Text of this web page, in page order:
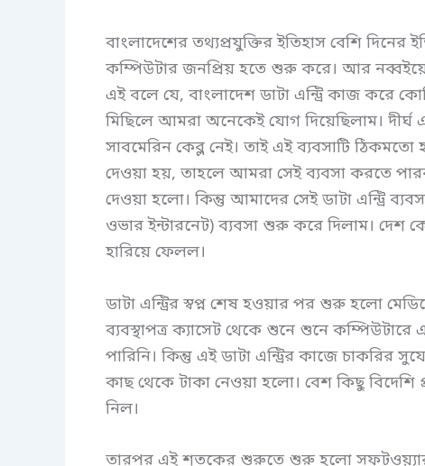
বাংলাদেশের তথ্যপ্রযুক্তির ইতিহাস বেশি
কম্পিউটার জনপ্রিয় হতে শুরু করে। আর
এই বলে যে, বাংলাদেশ ডাটা এন্ট্রি কাজ করে
মিছিলে আমরা অনেকেই যোগ দিয়েছিলাম।
সাবমেরিন কেব্ল নেই। তাই এই ব্যবসাটি
দেওয়া হয়, তাহলে আমরা সেই ব্যবসা করতে
দেওয়া হলো। কিন্তু আমাদের সেই ডাটা এন্ট্রি
ওভার ইন্টারনেট) ব্যবসা শুরু করে দিলাম।
হারিয়ে ফেলল।
ডাটা এন্ট্রির স্বপ্ন শেষ হওয়ার পর শুরু হলো
ব্যবস্থাপত্র ক্যাসেট থেকে শুনে শুনে
পারিনি। কিন্তু এই ডাটা এন্ট্রির কাজে চাকরির
কাছ থেকে টাকা নেওয়া হলো। বেশ কিছু বিদেশি
নিল।
তারপর এই শতকের শুরুতে শুরু হলো সফটওয়্যার